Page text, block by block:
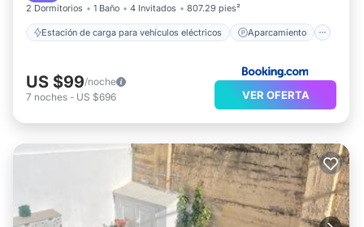
2 Dormitorios 1 Baño 4 Invitados 807.29 pies²
Estación de carga para vehículos eléctricos Aparcamiento
US $99/noche
7 noches - US $696 VER OFERTA